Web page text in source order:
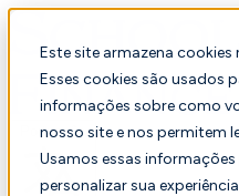
Este site armazena
Esses cookies são usados
informações sobre como
nosso site e nos permitem
Usamos essas
personalizar sua
Português